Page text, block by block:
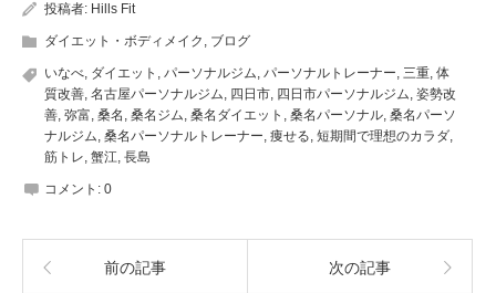
投稿者: Hills Fit
ダイエット・ボディメイク , ブログ
いなべ, ダイエット , パーソナルジム, パーソナルトレーナー, 三重, 体
質改善, 名古屋パーソナルジム, 四日市, 四日市パーソナルジム, 姿勢改
善, 弥富, 桑名 , 桑名ジム, 桑名ダイエット , 桑名パーソナル, 桑名パーソ
ナルジム, 桑名パーソナルトレーナー, 痩せる, 短期間で理想のカラダ,
筋トレ, 蟹江, 長島
コメント: 0
前の記事 次の記事